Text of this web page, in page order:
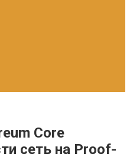
Core
сеть на Proof-